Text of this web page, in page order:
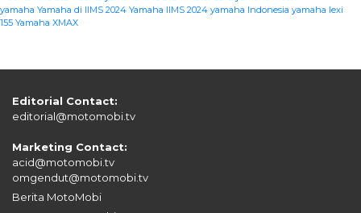
yamaha Yamaha di IIMS 2024 Yamaha IIMS 2024 yamaha Indonesia yamaha lexi
155 Yamaha XMAX
Editorial Contact:
editorial@motomobi.tv
Marketing Contact:
acid@motomobi.tv
omgendut@motomobi.tv
Berita MotoMobi